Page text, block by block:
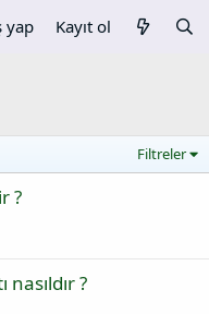
yap Kayıt ol
Filtreler
?
?